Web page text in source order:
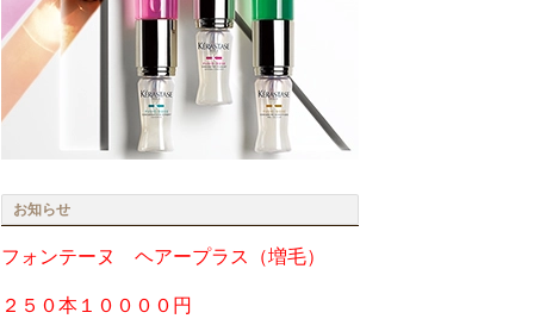
お知らせ
フォンテーヌ ヘアープラス（増毛）
２５０本１００００円